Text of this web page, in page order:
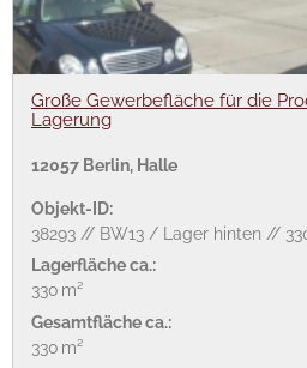
Große Gewerbefläche für die
Lagerung
12057 Berlin, Halle
Objekt-ID:
38293 // BW13 / Lager hinten //
Lagerfläche ca.:
330 m²
Gesamtfläche ca.:
330 m²